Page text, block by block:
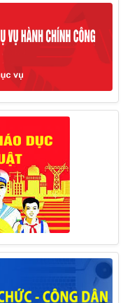
chế buộc thực
lĩnh vực đất đai
dân định kỳ đợt 01
1 tháng 5/2025 của